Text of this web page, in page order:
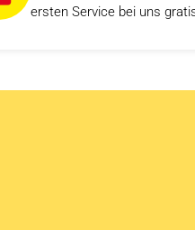
ersten Service bei uns